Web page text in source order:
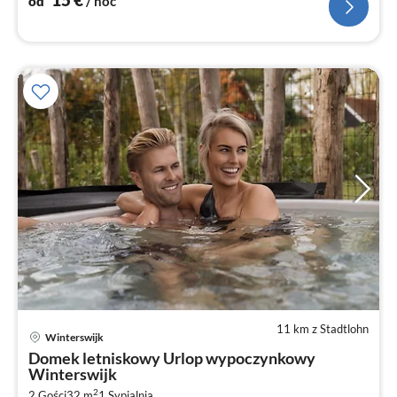
11 km z Stadtlohn
Winterswijk
Domek letniskowy Urlop wypoczynkowy
Winterswijk
2